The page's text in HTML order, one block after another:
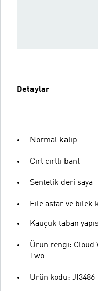
Detaylar
Normal kalıp
Cırt cırtlı bant
Sentetik deri saya
File astar ve bilek
Kauçuk taban
Ürün rengi: Cloud
Two
Ürün kodu: JI3486